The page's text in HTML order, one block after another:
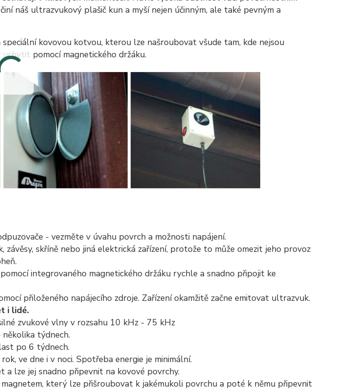
náš ultrazvukový plašič kun a myší nejen účinným, ale také pevným a
kovovou kotvou, kterou lze našroubovat všude tam, kde nejsou
pomocí magnetického držáku.
- vezměte v úvahu povrch a možnosti napájení.
závěsy, skříně nebo jiná elektrická zařízení, protože to může omezit jeho provoz
integrovaného magnetického držáku rychle a snadno připojit ke
přiloženého napájecího zdroje. Zařízení okamžitě začne emitovat ultrazvuk.
i lidé.
zvukové vlny v rozsahu 10 kHz - 75 kHz
týdnech.
po 6 týdnech.
ve dne i v noci. Spotřeba energie je minimální.
a lze jej snadno připevnit na kovové povrchy.
magnetem, který lze přišroubovat k jakémukoli povrchu a poté k němu připevnit